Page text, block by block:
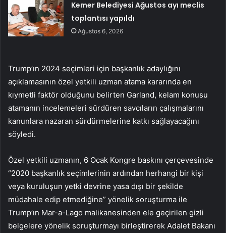
Kemer Belediyesi Ağustos ayı meclis
toplantısı yapıldı
Ağustos 6, 2026
Trump’ın 2024 seçimleri için başkanlık adaylığını
açıklamasının özel yetkili uzman atama kararında en
kıymetli faktör olduğunu belirten Garland, kelam konusu
atamanın incelemeleri sürdüren savcıların çalışmalarını
kanunlara nazaran sürdürmelerine katkı sağlayacağını
söyledi.
Özel yetkili uzmanın, 6 Ocak Kongre baskını çerçevesinde
“2020 başkanlık seçimlerinin ardından herhangi bir kişi
veya kuruluşun yetki devrine yasa dışı bir şekilde
müdahale edip etmediğine” yönelik soruşturma ile
Trump’ın Mar-a-Lago malikanesinden ele geçirilen gizli
belgelere yönelik soruşturmayı birleştirerek Adalet Bakanı